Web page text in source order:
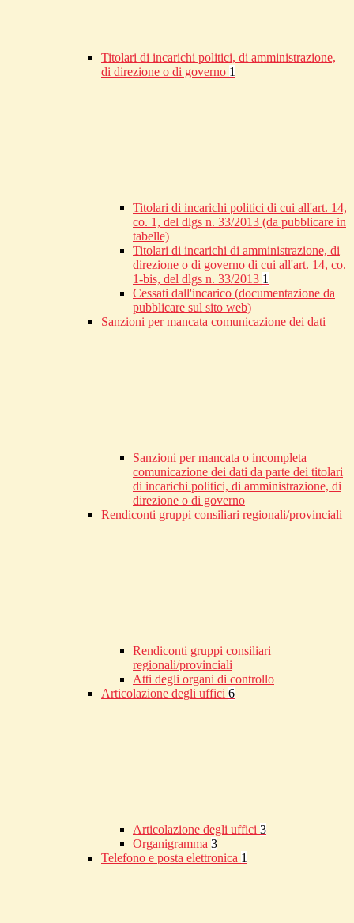
Titolari di incarichi politici, di amministrazione,
di direzione o di governo 1
Titolari di incarichi politici di cui all'art. 14,
co. 1, del dlgs n. 33/2013 (da pubblicare in
tabelle)
Titolari di incarichi di amministrazione, di
direzione o di governo di cui all'art. 14, co.
1-bis, del dlgs n. 33/2013 1
Cessati dall'incarico (documentazione da
pubblicare sul sito web)
Sanzioni per mancata comunicazione dei dati
Sanzioni per mancata o incompleta
comunicazione dei dati da parte dei titolari
di incarichi politici, di amministrazione, di
direzione o di governo
Rendiconti gruppi consiliari regionali/provinciali
Rendiconti gruppi consiliari
regionali/provinciali
Atti degli organi di controllo
Articolazione degli uffici 6
Articolazione degli uffici 3
Organigramma 3
Telefono e posta elettronica 1